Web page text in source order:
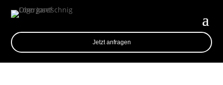
Jetzt anfragen